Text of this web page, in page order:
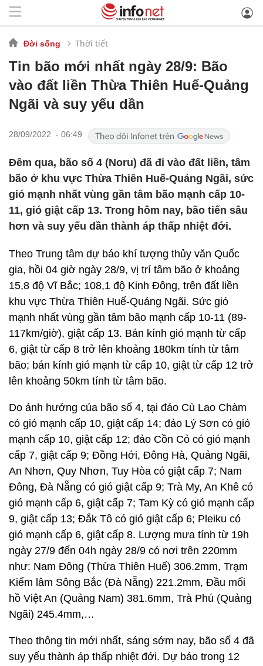
Đời sống Thời tiết
Tin bão mới nhất ngày 28/9: Bão
vào đất liền Thừa Thiên Huế-Quảng
Ngãi và suy yếu dần
28/09/2022 - 06:49
Đêm qua, bão số 4 (Noru) đã đi vào đất liền, tâm
bão ở khu vực Thừa Thiên Huế-Quảng Ngãi, sức
gió mạnh nhất vùng gần tâm bão mạnh cấp 10-
11, gió giật cấp 13. Trong hôm nay, bão tiến sâu
hơn và suy yếu dần thành áp thấp nhiệt đới.
Theo Trung tâm dự báo khí tượng thủy văn Quốc
gia, hồi 04 giờ ngày 28/9, vị trí tâm bão ở khoảng
15,8 độ Vĩ Bắc; 108,1 độ Kinh Đông, trên đất liền
khu vực Thừa Thiên Huế-Quảng Ngãi. Sức gió
mạnh nhất vùng gần tâm bão mạnh cấp 10-11 (89-
117km/giờ), giật cấp 13. Bán kính gió mạnh từ cấp
6, giật từ cấp 8 trở lên khoảng 180km tính từ tâm
bão; bán kính gió mạnh từ cấp 10, giật từ cấp 12 trở
lên khoảng 50km tính từ tâm bão.
Do ảnh hưởng của bão số 4, tại đảo Cù Lao Chàm
có gió mạnh cấp 10, giật cấp 14; đảo Lý Sơn có gió
mạnh cấp 10, giật cấp 12; đảo Cồn Cỏ có gió mạnh
cấp 7, giật cấp 9; Đồng Hới, Đông Hà, Quảng Ngãi,
An Nhơn, Quy Nhơn, Tuy Hòa có giật cấp 7; Nam
Đông, Đà Nẵng có gió giật cấp 9; Trà My, An Khê có
gió mạnh cấp 6, giật cấp 7; Tam Kỳ có gió mạnh cấp
9, giật cấp 13; Đắk Tô có gió giật cấp 6; Pleiku có
gió mạnh cấp 6, giật cấp 8. Lượng mưa tính từ 19h
ngày 27/9 đến 04h ngày 28/9 có nơi trên 220mm
như: Nam Đông (Thừa Thiên Huế) 306.2mm, Trạm
Kiểm lâm Sông Bắc (Đà Nẵng) 221.2mm, Đầu mối
hồ Việt An (Quảng Nam) 381.6mm, Trà Phú (Quảng
Ngãi) 245.4mm,…
Theo thông tin mới nhất, sáng sớm nay, bão số 4 đã
suy yếu thành áp thấp nhiệt đới. Dự báo trong 12